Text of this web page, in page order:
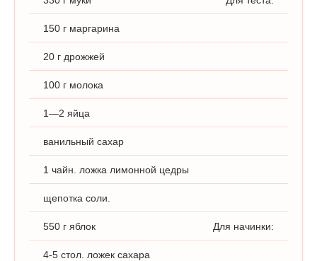
150 г маргарина
20 г дрожжей
100 г молока
1—2 яйца
ванильный сахар
1 чайн. ложка лимонной цедры
щепотка соли.
Для начинки:
550 г яблок
4-5 стол. ложек сахара